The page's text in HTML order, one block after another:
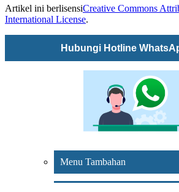
Artikel ini berlisensiCreative Commons
International License.
Hubungi Hotline
Menu Tambahan